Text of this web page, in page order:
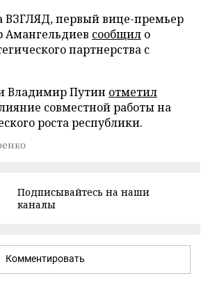
ВЗГЛЯД, первый вице-премьер
Амангельдиев сообщил о
партнерства с
Владимир Путин отметил
совместной работы на
роста республики.
Подписывайтесь на наши
каналы
Комментировать